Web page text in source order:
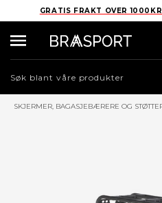
GRATIS FRAKT OVER
SKJERMER, BAGASJEBÆRERE OG